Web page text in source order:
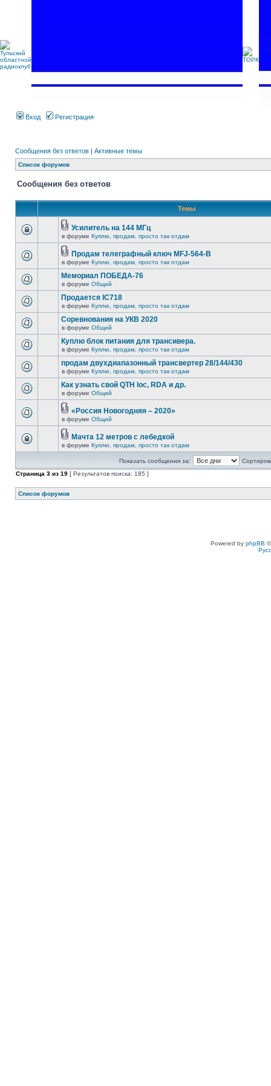
Вход Регистрация
Сообщения без ответов | Активные темы
Список форумов
Сообщения без ответов
Темы
Усилитель на 144 МГц
в форуме Куплю, продам, просто так отдам
Продам телеграфный ключ MFJ-564-B
в форуме Куплю, продам, просто так отдам
Мемориал ПОБЕДА-76
в форуме Общий
Продается IC718
в форуме Куплю, продам, просто так отдам
Соревнования на УКВ 2020
в форуме Общий
Куплю блок питания для трансивера.
в форуме Куплю, продам, просто так отдам
продам двухдиапазонный трансвертер 28/144/430
в форуме Куплю, продам, просто так отдам
Как узнать свой QTH loc, RDA и др.
в форуме Общий
«Россия Новогодняя – 2020»
в форуме Общий
Мачта 12 метров с лебедкой
в форуме Куплю, продам, просто так отдам
Показать сообщения за:
Страница 3 из 19 [ Результатов поиска: 185 ]
Список форумов
Powered by phpBB